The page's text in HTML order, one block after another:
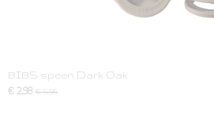
BIBS speen Dark Oak
€ 2,98 € 5,95